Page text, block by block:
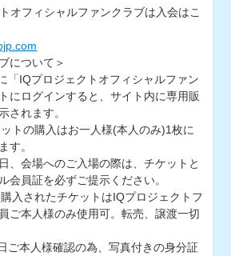
オフィシャルファンクラブは入会はこ
について＞
「IQプロジェクトオフィシャルファン
にログインすると、サイト内に専用販
されます。
トの購入はお一人様(本人のみ)1枚に
す。
、会場へのご入場の際は、チケットと
会員証を必ずご提示ください。
入されたチケットはIQプロジェクトフ
ご本人様のみ使用可。転売、譲渡一切
ご本人様確認の為、写真付きの身分証